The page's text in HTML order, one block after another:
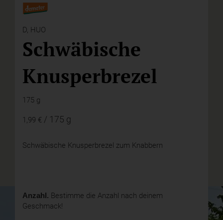
D, HUO
Schwäbische
Knusperbrezel
175 g
1,99 € / 175 g
Schwäbische Knusperbrezel zum Knabbern
Anzahl. Bestimme die Anzahl nach deinem
Geschmack!